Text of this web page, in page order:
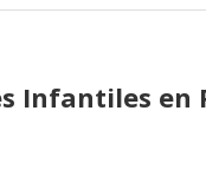
Infantiles en